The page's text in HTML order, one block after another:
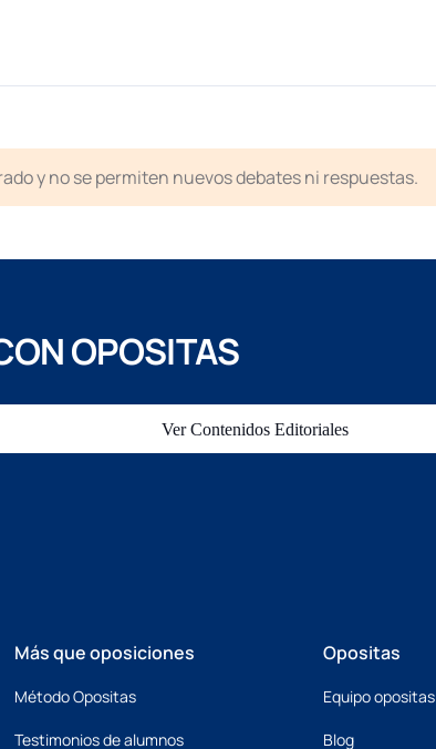
y no se permiten nuevos debates ni respuestas.
OPOSITAS
Ver Contenidos Editoriales
Más que oposiciones
Método Opositas
Testimonios de alumnos
Opositas
Equipo opositas
Blog